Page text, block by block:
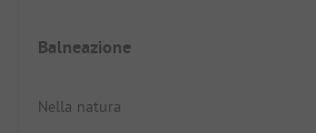
Balneazione
Nella natura